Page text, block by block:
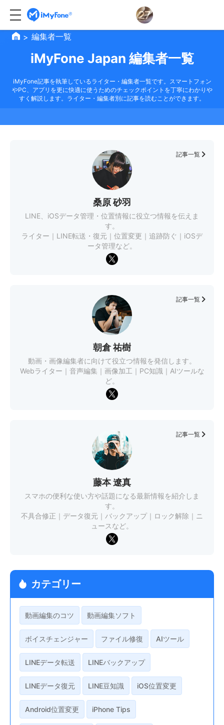
> 編集者一覧
iMyFone Japan 編集者一覧
iMyFone記事を執筆しているライター・編集者一覧です。スマートフォン
やPC、アプリを更に快適に使うためのチェックポイントを丁寧にわかりや
すく解説します。ライター・編集者別に記事を読むことができます。
桑原 砂羽
LINE、iOSデータ管理・位置情報に役立つ情報を伝えま
す。
ライター｜LINE転送・復元｜位置変更｜追跡防ぐ｜iOSデ
ータ管理など。
記事一覧
朝倉 祐樹
動画・画像編集者に向けて役立つ情報を発信します。
Webライター｜音声編集｜画像加工｜PC知識｜AIツールな
ど。
記事一覧
藤本 遼真
スマホの便利な使い方や話題になる最新情報を紹介しま
す。
不具合修正｜データ復元｜バックアップ｜ロック解除｜ニ
ュースなど。
記事一覧
カテゴリー
動画編集のコツ 動画編集ソフト
ボイスチェンジャー ファイル修復 AIツール
LINEデータ転送 LINEバックアップ
LINEデータ復元 LINE豆知識 iOS位置変更
Android位置変更 iPhone Tips